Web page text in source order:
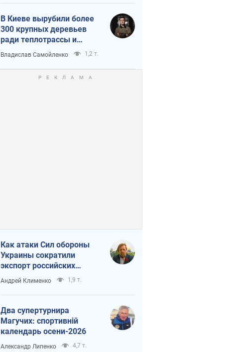
В Киеве вырубили более
300 крупных деревьев
ради теплотрассы и
вопреки Генплану
Владислав Самойленко 1,2 т.
Как атаки Сил обороны
Украины сократили
экспорт российских
нефтепродуктов
Андрей Клименко 1,9 т.
Два супертурнира
Магучих: спортивній
календарь осени-2026
Александр Липенко 4,7 т.